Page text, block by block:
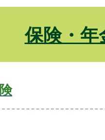
保険・年